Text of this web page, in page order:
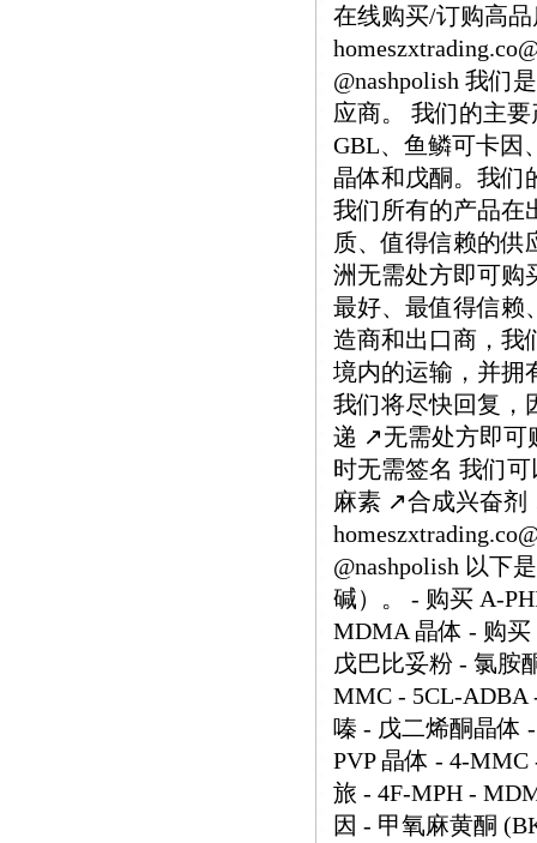
在线购买/订购高品
@nashpolish 我们
应商。 我们的主要
GBL、鱼鳞可卡因
晶体和戊酮。我们
我们所有的产品在
质、值得信赖的
洲无需处方即可购
最好、最值得信赖
造商和出口商，我
境内的运输，并拥
我们将尽快回复，
递 ↗️无需处方即
时无需签名 我们
麻素 ↗️合成兴奋
@nashpolish 以下
碱）。 - 购买 A-
MDMA 晶体 - 购买
戊巴比妥粉 - 氯胺
MMC - 5CL-ADBA
嗪 - 戊二烯酮晶体
PVP 晶体 - 4-
旅 - 4F-MPH -
因 - 甲氧麻黄酮